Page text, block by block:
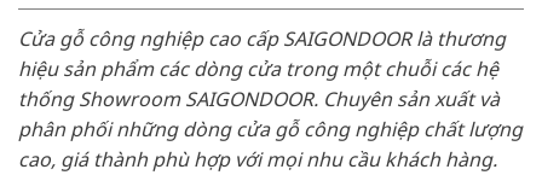
Cửa gỗ công nghiệp cao cấp SAIGONDOOR là thương
hiệu sản phẩm các dòng cửa trong một chuỗi các hệ
thống Showroom SAIGONDOOR. Chuyên sản xuất và
phân phối những dòng cửa gỗ công nghiệp chất lượng
cao, giá thành phù hợp với mọi nhu cầu khách hàng.